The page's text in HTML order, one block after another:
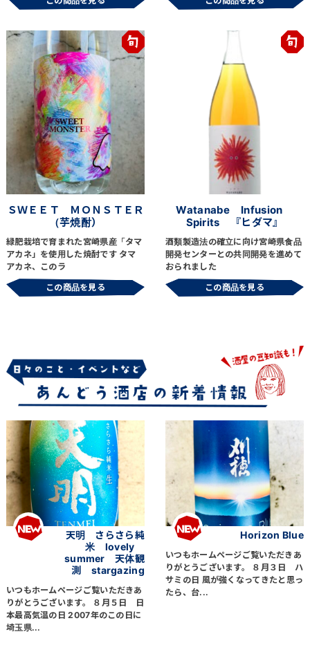
ＳＷＥＥＴ ＭＯＮＳＴＥＲ
（芋焼酎）
緑肥栽培で育まれた宮崎県産「タマ
アカネ」を使用した焼酎です タマ
アカネ、このラ
この商品を見る
Watanabe Infusion
Spirits 『ヒダマ』
酒類製造法の確立に向け宮崎県食品
開発センターとの共同開発を進めて
おられました
この商品を見る
天明 さらさら純
米 lovely
summer 天体観
測 stargazing
いつもホームページご覧いただきあ
りがとうございます。 ８月５日 日
本最高気温の日 2007年のこの日に
埼玉県...
Horizon Blue
いつもホームページご覧いただきあ
りがとうございます。 ８月３日 ハ
サミの日 風が強くなってきたと思っ
たら、台...